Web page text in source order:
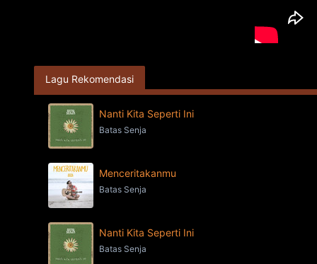
Lagu Rekomendasi
Nanti Kita Seperti Ini
Batas Senja
Menceritakanmu
Batas Senja
Nanti Kita Seperti Ini
Batas Senja